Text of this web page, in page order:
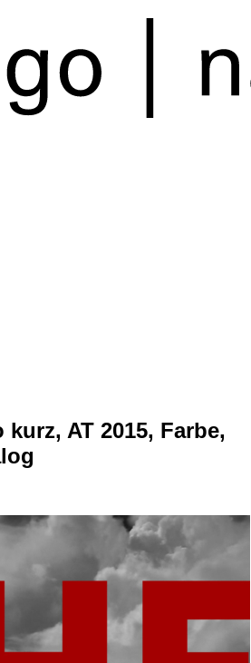
AT 2015, Farbe,